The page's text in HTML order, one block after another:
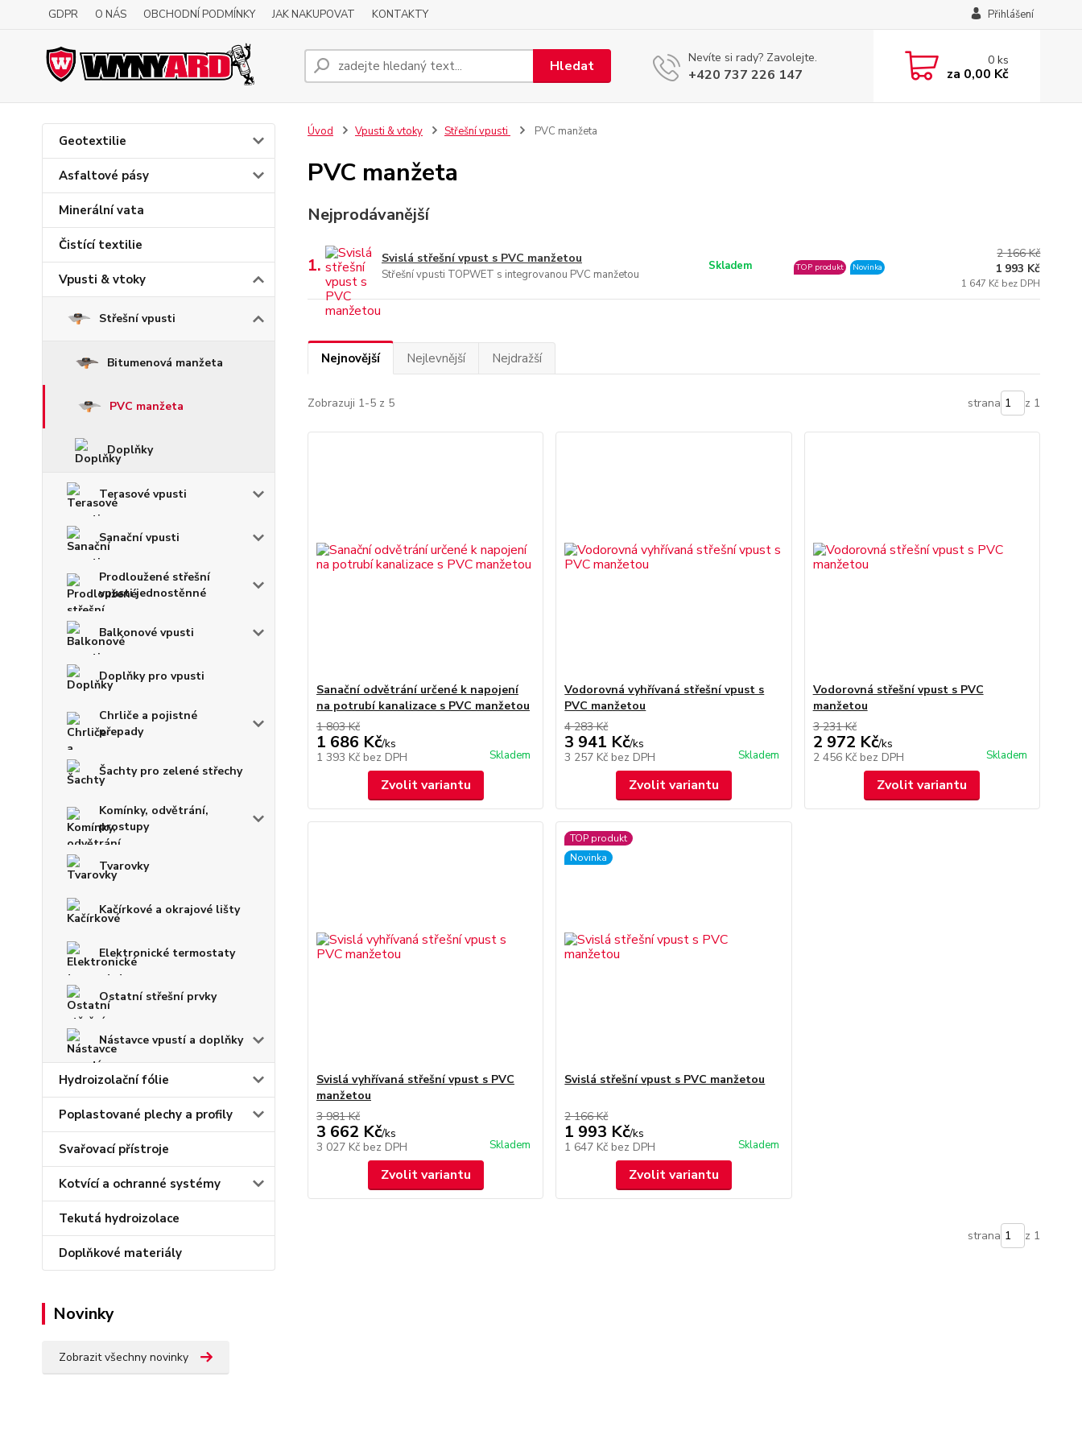
GDPR O NÁS OBCHODNÍ PODMÍNKY JAK NAKUPOVAT KONTAKTY Přihlášení
Hledat Nevíte si rady? Zavolejte.
+420 737 226 147
0ks
za 0,00 Kč
Geotextilie
Asfaltové pásy
Minerální vata
Čistící textilie
Vpusti & vtoky
Střešní vpusti
Bitumenová manžeta
PVC manžeta
Doplňky
Terasové vpusti
Sanační vpusti
Prodloužené střešní
vpusti jednostěnné
Balkonové vpusti
Doplňky pro vpusti
Chrliče a pojistné
přepady
Šachty pro zelené střechy
Komínky, odvětrání,
prostupy
Tvarovky
Kačírkové a okrajové lišty
Elektronické termostaty
Ostatní střešní prvky
Nástavce vpustí a doplňky
Hydroizolační fólie
Poplastované plechy a profily
Svařovací přístroje
Kotvící a ochranné systémy
Tekutá hydroizolace
Doplňkové materiály
Novinky
Zobrazit všechny novinky
Úvod Vpusti & vtoky Střešní vpusti PVC manžeta
PVC manžeta
Nejprodávanější
1. Svislá střešní vpust s PVC manžetou
Střešní vpusti TOPWET s integrovanou PVC manžetou
Skladem TOP produkt Novinka
2 166 Kč
1 993 Kč
1 647 Kč bez DPH
Nejnovější Nejlevnější Nejdražší
Zobrazuji 1-5 z 5 strana z 1
Sanační odvětrání určené k napojení
na potrubí kanalizace s PVC manžetou
1 803 Kč
1 686 Kč/ks
1 393 Kč bez DPH Skladem
Zvolit variantu
Vodorovná vyhřívaná střešní vpust s
PVC manžetou
4 283 Kč
3 941 Kč/ks
3 257 Kč bez DPH Skladem
Zvolit variantu
Vodorovná střešní vpust s PVC
manžetou
3 231 Kč
2 972 Kč/ks
2 456 Kč bez DPH Skladem
Zvolit variantu
Svislá vyhřívaná střešní vpust s PVC
manžetou
3 981 Kč
3 662 Kč/ks
3 027 Kč bez DPH Skladem
Zvolit variantu
TOP produkt
Novinka
Svislá střešní vpust s PVC manžetou
2 166 Kč
1 993 Kč/ks
1 647 Kč bez DPH Skladem
Zvolit variantu
strana z 1